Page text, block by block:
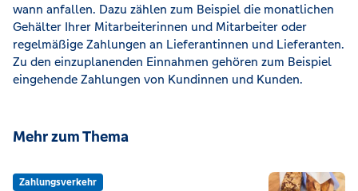
wann anfallen. Dazu zählen zum Beispiel die monatlichen
Gehälter Ihrer Mitarbeiterinnen und Mitarbeiter oder
regelmäßige Zahlungen an Lieferantinnen und Lieferanten.
Zu den einzuplanenden Einnahmen gehören zum Beispiel
eingehende Zahlungen von Kundinnen und Kunden.
Mehr zum Thema
Zahlungsverkehr